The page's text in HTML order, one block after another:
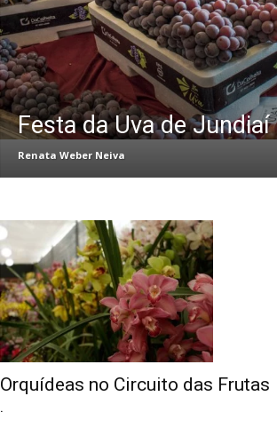
Festa da Uva de Jundiaí
Renata Weber Neiva
Orquídeas no Circuito das Frutas
.